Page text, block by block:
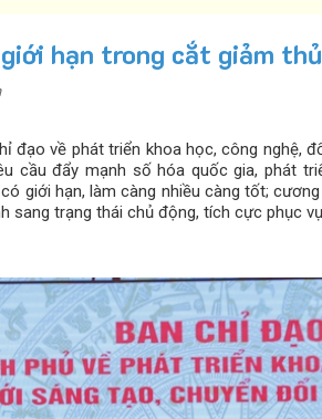
hạn trong cắt giảm
đạo về phát triển khoa học, công nghệ,
cầu đẩy mạnh số hóa quốc gia, phát
giới hạn, làm càng nhiều càng tốt;
sang trạng thái chủ động, tích cực phục